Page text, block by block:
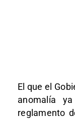
El que el
anomalía
reglamento